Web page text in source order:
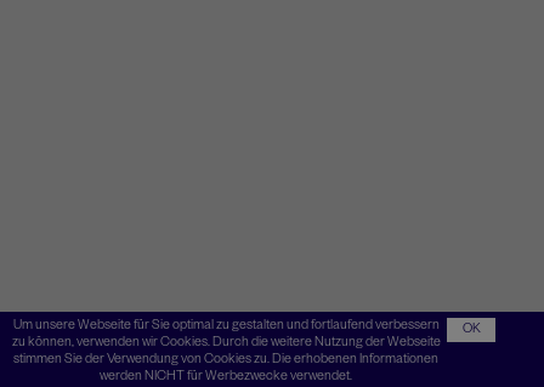
Um unsere Webseite für Sie optimal zu gestalten und fortlaufend verbessern
zu können, verwenden wir Cookies. Durch die weitere Nutzung der Webseite
stimmen Sie der Verwendung von Cookies zu. Die erhobenen Informationen
werden NICHT für Werbezwecke verwendet.
OK